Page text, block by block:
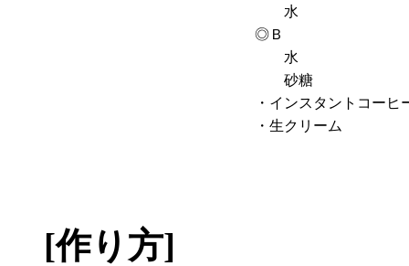
水
◎Ｂ
水
砂糖
・インスタントコーヒ
・生クリーム
[作り方]